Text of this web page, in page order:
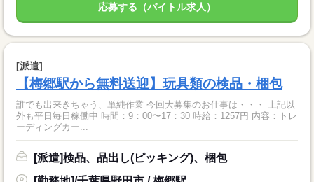
応募する（バイトル求人）
[派遣]
【梅郷駅から無料送迎】玩具類の検品・梱包
誰でも出来きちゃう、単純作業 今回大募集のお仕事は・・・ 上記以
外も平日毎日稼働中 時間：9：00〜17：30 時給：1257円 内容：トレ
ーディングカー...
[派遣]検品、品出し(ピッキング)、梱包